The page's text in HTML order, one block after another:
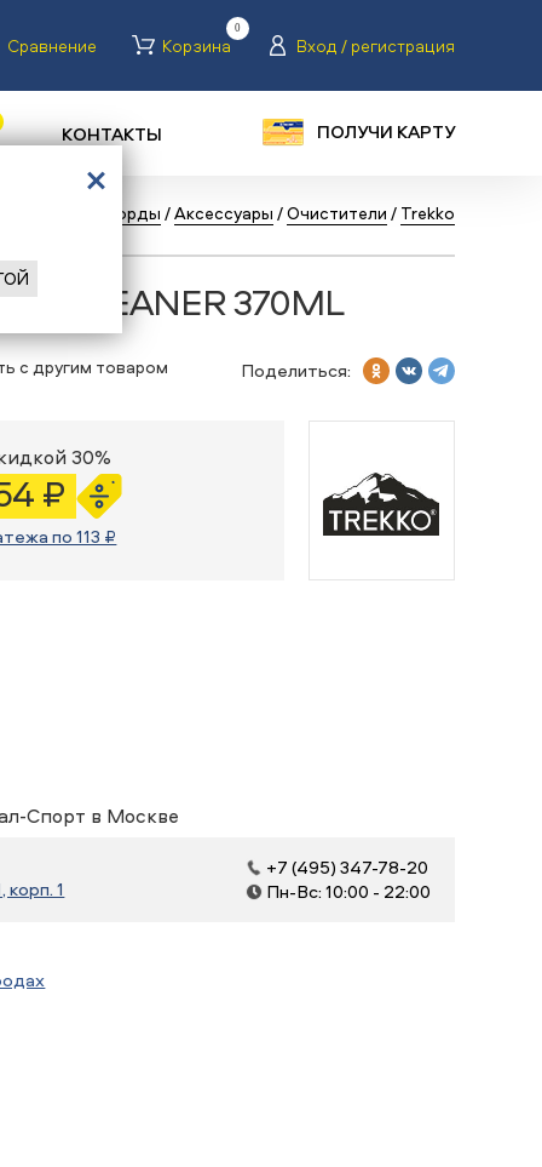
Сравнение Корзина
0
Вход / регистрация
КОНТАКТЫ ПОЛУЧИ КАРТУ
Сноуборды /Аксессуары /Очистители / Trekko
CLEANER 370ML
с другим товаром Поделиться:
30%
₽
по 113 ₽
Спорт в Москве
корп. 1
+7 (495) 347-78-20
Пн-Вс: 10:00 - 22:00